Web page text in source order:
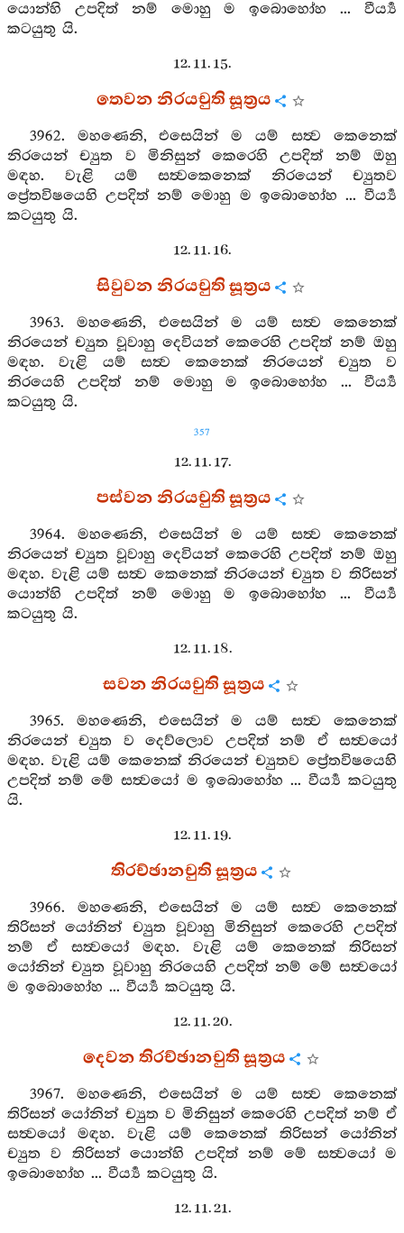
යොන්හි උපදිත් නම් මොහු ම ඉබොහෝහ ... වීර්‍ය්‍ය
කටයුතු යි.
12. 11. 15.
තෙවන නිරයචුති සූත්‍රය
3962. මහණෙනි, එසෙයින් ම යම් සත්‍ව කෙනෙක්
නිරයෙන් ච්‍යුත ව මිනිසුන් කෙරෙහි උපදිත් නම් ඔහු
මඳහ. වැළි යම් සත්‍වකෙනෙක් නිරයෙන් ච්‍යුතව
ප්‍රේතවිෂයෙහි උපදිත් නම් මොහු ම ඉබොහෝහ ... වීර්‍ය්‍ය
කටයුතු යි.
12. 11. 16.
සිවුවන නිරයචුති සූත්‍රය
3963. මහණෙනි, එසෙයින් ම යම් සත්‍ව කෙනෙක්
නිරයෙන් ච්‍යුත වූවාහු දෙවියන් කෙරෙහි උපදිත් නම් ඔහු
මඳහ. වැළි යම් සත්‍ව කෙනෙක් නිරයෙන් ච්‍යුත ව
නිරයෙහි උපදිත් නම් මොහු ම ඉබොහෝහ ... වීර්‍ය්‍ය
කටයුතු යි.
357
12. 11. 17.
පස්වන නිරයචුති සූත්‍රය
3964. මහණෙනි, එසෙයින් ම යම් සත්‍ව කෙනෙක්
නිරයෙන් ච්‍යුත වූවාහු දෙවියන් කෙරෙහි උපදිත් නම් ඔහු
මඳහ. වැළි යම් සත්‍ව කෙනෙක් නිරයෙන් ච්‍යුත ව තිරිසන්
යොන්හි උපදිත් නම් මොහු ම ඉබොහෝහ ... වීර්‍ය්‍ය
කටයුතු යි.
12. 11. 18.
සවන නිරයචුති සූත්‍රය
3965. මහණෙනි, එසෙයින් ම යම් සත්‍ව කෙනෙක්
නිරයෙන් ච්‍යුත ව දෙව්ලොව උපදිත් නම් ඒ සත්‍වයෝ
මඳහ. වැළි යම් කෙනෙක් නිරයෙන් ච්‍යුතව ප්‍රේතවිෂයෙහි
උපදිත් නම් මේ සත්‍වයෝ ම ඉබොහෝහ ... වීර්‍ය්‍ය කටයුතු
යි.
12. 11. 19.
තිරච්ඡානචුති සූත්‍රය
3966. මහණෙනි, එසෙයින් ම යම් සත්‍ව කෙනෙක්
තිරිසන් යෝනින් ච්‍යුත වූවාහු මිනිසුන් කෙරෙහි උපදිත්
නම් ඒ සත්‍වයෝ මඳහ. වැළි යම් කෙනෙක් තිරිසන්
යෝනින් ච්‍යුත වූවාහු නිරයෙහි උපදිත් නම් මේ සත්‍වයෝ
ම ඉබොහෝහ ... වීර්‍ය්‍ය කටයුතු යි.
12. 11. 20.
දෙවන තිරච්ඡානචුති සූත්‍රය
3967. මහණෙනි, එසෙයින් ම යම් සත්‍ව කෙනෙක්
තිරිසන් යෝනින් ච්‍යුත ව මිනිසුන් කෙරෙහි උපදිත් නම් ඒ
සත්‍වයෝ මඳහ. වැළි යම් කෙනෙක් තිරිසන් යෝනින්
ච්‍යුත ව තිරිසන් යොන්හි උපදිත් නම් මේ සත්‍වයෝ ම
ඉබොහෝහ ... වීර්‍ය්‍ය කටයුතු යි.
12. 11. 21.